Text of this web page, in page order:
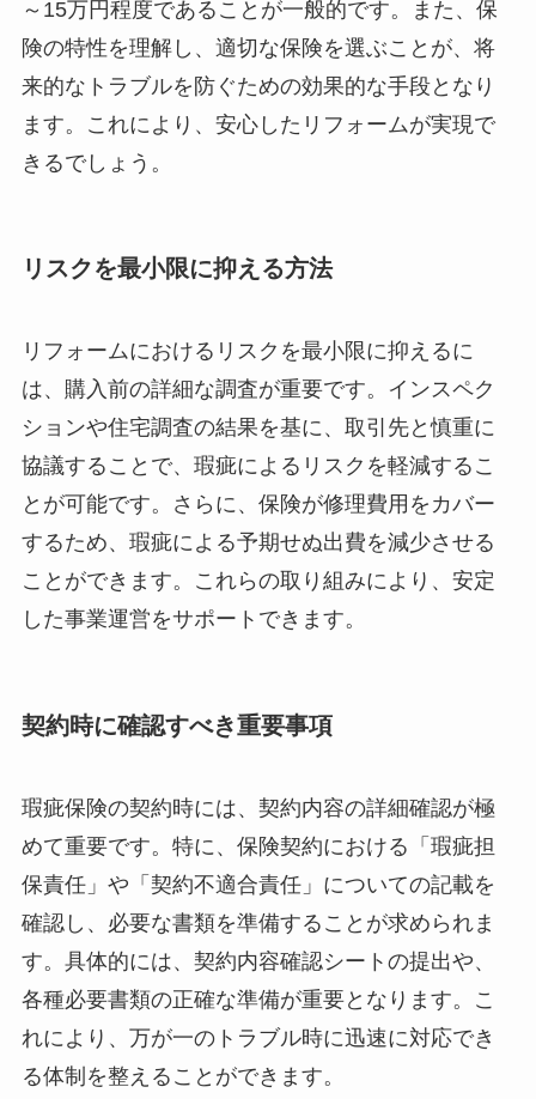
～15万円程度であることが一般的です。また、保
険の特性を理解し、適切な保険を選ぶことが、将
来的なトラブルを防ぐための効果的な手段となり
ます。これにより、安心したリフォームが実現で
きるでしょう。
リスクを最小限に抑える方法
リフォームにおけるリスクを最小限に抑えるに
は、購入前の詳細な調査が重要です。インスペク
ションや住宅調査の結果を基に、取引先と慎重に
協議することで、瑕疵によるリスクを軽減するこ
とが可能です。さらに、保険が修理費用をカバー
するため、瑕疵による予期せぬ出費を減少させる
ことができます。これらの取り組みにより、安定
した事業運営をサポートできます。
契約時に確認すべき重要事項
瑕疵保険の契約時には、契約内容の詳細確認が極
めて重要です。特に、保険契約における「瑕疵担
保責任」や「契約不適合責任」についての記載を
確認し、必要な書類を準備することが求められま
す。具体的には、契約内容確認シートの提出や、
各種必要書類の正確な準備が重要となります。こ
れにより、万が一のトラブル時に迅速に対応でき
る体制を整えることができます。